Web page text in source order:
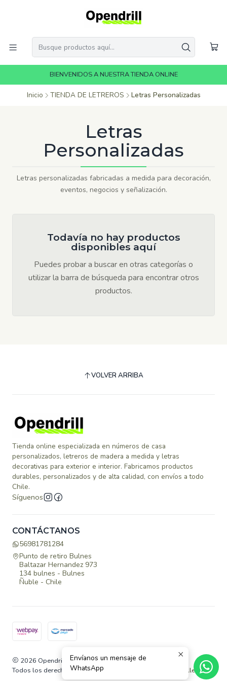
BIENVENIDOS A NUESTRA TIENDA ONLINE
Inicio TIENDA DE LETREROS Letras Personalizadas
Letras
Personalizadas
Letras personalizadas fabricadas a medida para decoración,
eventos, negocios y señalización.
Todavía no hay productos
disponibles aquí
Puedes probar a buscar en otras categorías o
utilizar la barra de búsqueda para encontrar otros
productos.
VOLVER ARRIBA
Tienda online especializada en números de casa
personalizados, letreros de madera a medida y letras
decorativas para exterior e interior. Fabricamos productos
durables, personalizados y de alta calidad, con envíos a todo
Chile.
Síguenos
CONTÁCTANOS
56981781284
Punto de retiro Bulnes
Baltazar Hernandez 973
134 bulnes - Bulnes
Ñuble - Chile
2026 Opendrill.
Todos los derechos reservados.
Desarrollado por Jumpseller
Envíanos un mensaje de
WhatsApp